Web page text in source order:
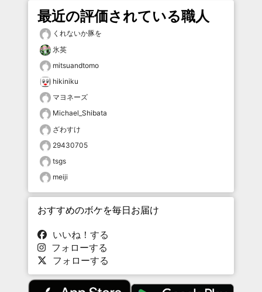
最近の評価されている職人
くれないか豚を
氷英
mitsuandtomo
hikiniku
マヨネーズ
Michael_Shibata
ざわすけ
29430705
tsgs
meiji
おすすめのボケを毎日お届け
いいね！する
フォローする
フォローする